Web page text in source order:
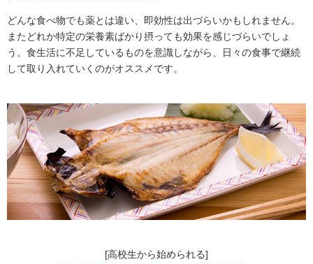
どんな食べ物でも薬とは違い、即効性は出づらいかもしれません。
またどれか特定の栄養素ばかり摂っても効果を感じづらいでしょ
う。食生活に不足しているものを意識しながら、日々の食事で継続
して取り入れていくのがオススメです。
[高校生から始められる]